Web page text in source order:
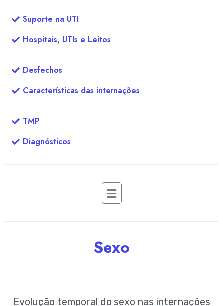
Suporte na UTI
Hospitais, UTIs e Leitos
Desfechos
Características das internações
TMP
Diagnósticos
Sexo
Evolução temporal do sexo nas internações